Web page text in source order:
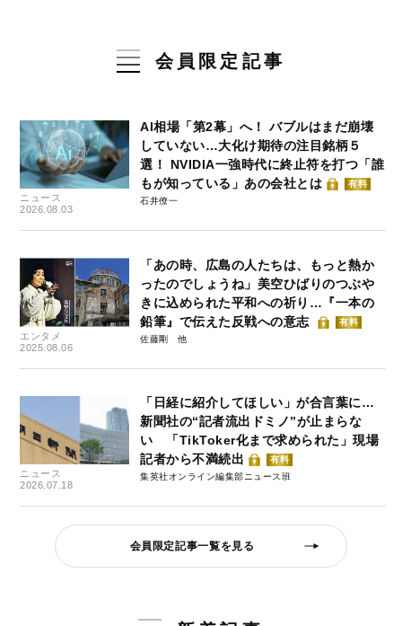
会員限定記事
ニュース
2026.08.03
AI相場「第2幕」へ！ バブルはまだ崩壊
していない…大化け期待の注目銘柄５
選！ NVIDIA一強時代に終止符を打つ「誰
もが知っている」あの会社とは
有料
石井僚一
エンタメ
2025.08.06
「あの時、広島の人たちは、もっと熱か
ったのでしょうね」美空ひばりのつぶや
きに込められた平和への祈り…『一本の
鉛筆』で伝えた反戦への意志
有料
佐藤剛
ニュース
2026.07.18
「日経に紹介してほしい」が合言葉に…
新聞社の“記者流出ドミノ”が止まらな
い 「TikToker化まで求められた」現場
記者から不満続出
有料
集英社オンライン編集部ニュース班
会員限定記事一覧を見る